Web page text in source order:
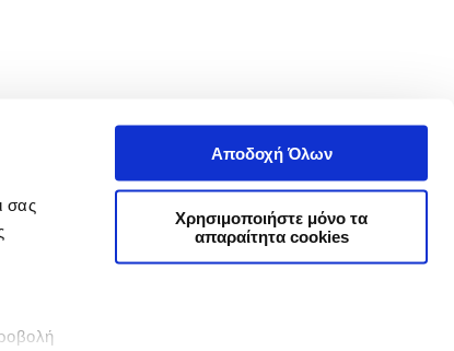
σας
Αποδοχή Όλων
Χρησιμοποιήστε μόνο τα
απαραίτητα cookies